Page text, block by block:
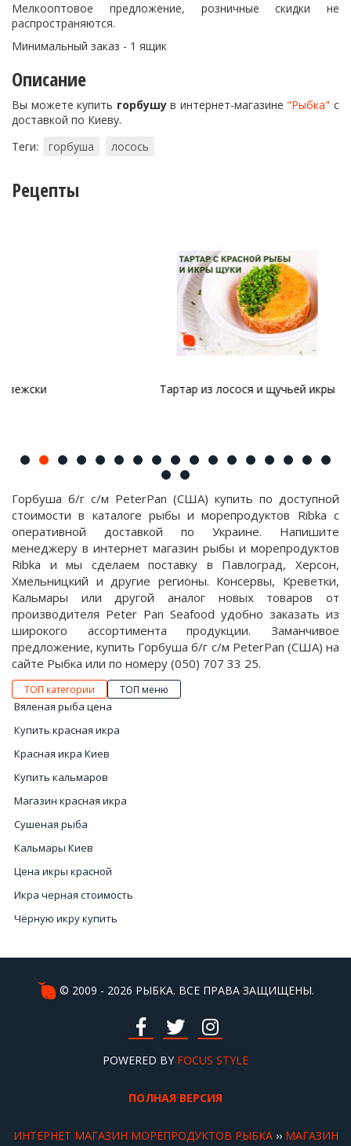
Мелкооптовое предложение, розничные скидки не
распространяются.
Минимальный заказ - 1 ящик
Описание
Вы можете купить горбушув интернет-магазине "Рыбка" с
доставкой по Киеву.
Теги:
горбуша лосось
Рецепты
Тартар из лосося и щучьей икры
Горбуша б/г с/м PeterPan (США) купить по доступной
стоимости в каталоге рыбы и морепродуктов Ribka с
оперативной доставкой по Украине. Напишите
менеджеру в интернет магазин рыбы и морепродуктов
Ribka и мы сделаем поставку в Павлоград, Херсон,
Хмельницкий и другие регионы. Консервы, Креветки,
Кальмары или другой аналог новых товаров от
производителя Peter Pan Seafood удобно заказать из
широкого ассортимента продукции. Заманчивое
предложение, купить Горбуша б/г с/м PeterPan (США) на
сайте Рыбка или по номеру (050) 707 33 25.
ТОП категории ТОП меню
Вяленая рыба цена
Купить красная икра
Красная икра Киев
Купить кальмаров
Магазин красная икра
Сушеная рыба
Кальмары Киев
Цена икры красной
Икра черная стоимость
Чёрную икру купить
Купить морепродукты в интернет магазине
Купить краба в Украине
Вяленая и сушеная рыба
Лобстер купить
© 2009 - 2026 РЫБКА. ВСЕ ПРАВА ЗАЩИЩЕНЫ.
POWERED BY FOCUS STYLE
ПОЛНАЯ ВЕРСИЯ
ИНТЕРНЕТ МАГАЗИН МОРЕПРОДУКТОВ РЫБКА›› МАГАЗИН